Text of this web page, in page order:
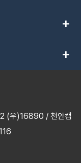
add
add
(우)16890 / 천안캠